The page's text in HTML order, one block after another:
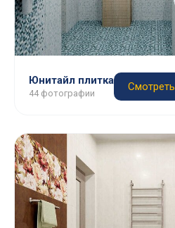
Юнитайл плитка
44 фотографии
Смотреть